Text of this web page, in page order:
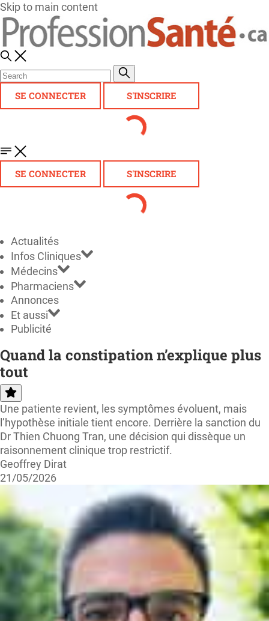
Skip to main content
SE CONNECTER S'INSCRIRE
SE CONNECTER S'INSCRIRE
Actualités
Infos Cliniques
Médecins
Pharmaciens
Annonces
Et aussi
Publicité
Quand la constipation n’explique plus
tout
Une patiente revient, les symptômes évoluent, mais
l’hypothèse initiale tient encore. Derrière la sanction du
Dr Thien Chuong Tran, une décision qui dissèque un
raisonnement clinique trop restrictif.
Geoffrey Dirat
21/05/2026